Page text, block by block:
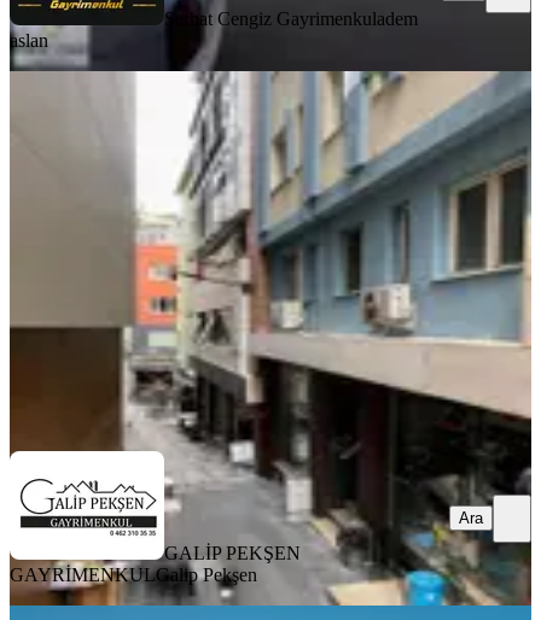
Serhat Cengiz Gayrimenkuladem
aslan
Trabzon Uzunsokak Aralığı Asansörlü
4. Kat 80m2 Ofis
Trabzon, Ortahisar
1 Oda
81 m² ·4. Kat· 01.08.2026
35.000 ₺
GALİP PEKŞEN GAYRİMENKULGalip Pekşen
GALİP PEKŞEN
GAYRİMENKULGalip Pekşen
Ara